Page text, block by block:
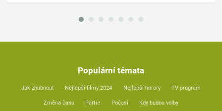
Populární témata
Jak zhubnout Nejlepší filmy 2024 Nejlepší horory TV program
Změna času Partie Počasí Kdy budou volby